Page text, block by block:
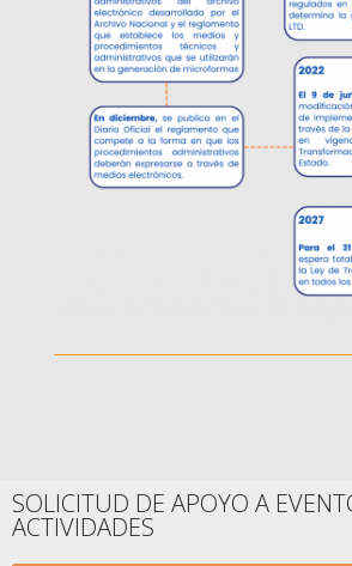
SOLICITUD DE APOYO A
ACTIVIDADES